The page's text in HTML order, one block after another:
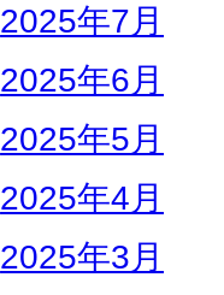
2025年7月
2025年6月
2025年5月
2025年4月
2025年3月